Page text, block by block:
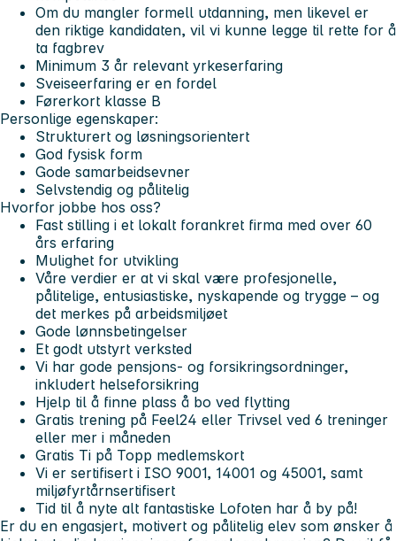
Om du mangler formell utdanning, men likevel er
den riktige kandidaten, vil vi kunne legge til rette for å
ta fagbrev
Minimum 3 år relevant yrkeserfaring
Sveiseerfaring er en fordel
Førerkort klasse B
Personlige egenskaper:
Strukturert og løsningsorientert
God fysisk form
Gode samarbeidsevner
Selvstendig og pålitelig
Hvorfor jobbe hos oss?
Fast stilling i et lokalt forankret firma med over 60
års erfaring
Mulighet for utvikling
Våre verdier er at vi skal være profesjonelle,
pålitelige, entusiastiske, nyskapende og trygge – og
det merkes på arbeidsmiljøet
Gode lønnsbetingelser
Et godt utstyrt verksted
Vi har gode pensjons- og forsikringsordninger,
inkludert helseforsikring
Hjelp til å finne plass å bo ved flytting
Gratis trening på Feel24 eller Trivsel ved 6 treninger
eller mer i måneden
Gratis Ti på Topp medlemskort
Vi er sertifisert i ISO 9001, 14001 og 45001, samt
miljøfyrtårnsertifisert
Tid til å nyte alt fantastiske Lofoten har å by på!
Er du en engasjert, motivert og pålitelig elev som ønsker å